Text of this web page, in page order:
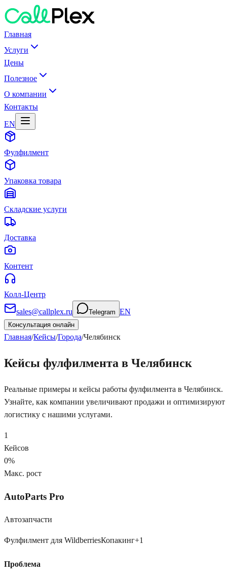
Главная
Услуги
Цены
Полезное
О компании
Контакты
EN
Фулфилмент
Упаковка товара
Складские услуги
Доставка
Контент
Колл-Центр
sales@callplex.ru
Telegram EN
Консультация онлайн
Главная/Кейсы/Города/Челябинск
Кейсы фулфилмента в Челябинск
Реальные примеры и кейсы работы фулфилмента в Челябинск.
Узнайте, как компании увеличивают продажи и оптимизируют
логистику с нашими услугами.
1
Кейсов
0%
Макс. рост
AutoParts Pro
Автозапчасти
Фулфилмент для WildberriesКопакинг+1
Проблема